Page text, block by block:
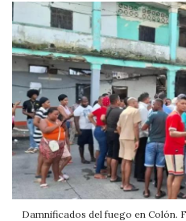
Damnificados del fuego en Colón.